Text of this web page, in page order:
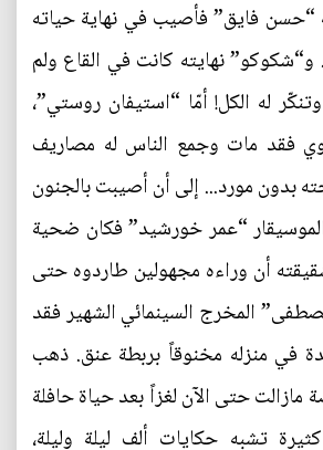
“حسن فايق” فأصيب في نهاية حياته
و“شكوكو” نهايته كانت في القاع ولم
له الكل! أمّا “استيفان روستي”،
فقد مات وجمع الناس له مصاريف
بدون مورد... إلى أن أصيبت بالجنون
“عمر خورشيد” فكان ضحية
أن وراءه مجهولين طاردوه حتى
المخرج السينمائي الشهير فقد
في منزله مخنوقاً بربطة عنق. ذهب
حتى الآن لغزاً بعد حياة حافلة
تشبه حكايات ألف ليلة وليلة،